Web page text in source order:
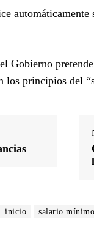
Gobierno
los principios del
inicio salario mínimo